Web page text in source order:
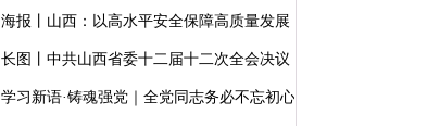
海报丨山西：以高水平安全保障高质量发展
长图丨中共山西省委十二届十二次全会决议
学习新语·铸魂强党｜全党同志务必不忘初心、...